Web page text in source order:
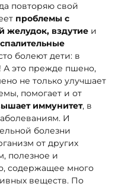
повторяю свой
проблемы с
желудок, вздутие и
болеют дети: в
А это прежде пшено,
не только улучшает
помогает и от
иммунитет, в
И
болезни
от других
полезное и
содержащее много
веществ. По